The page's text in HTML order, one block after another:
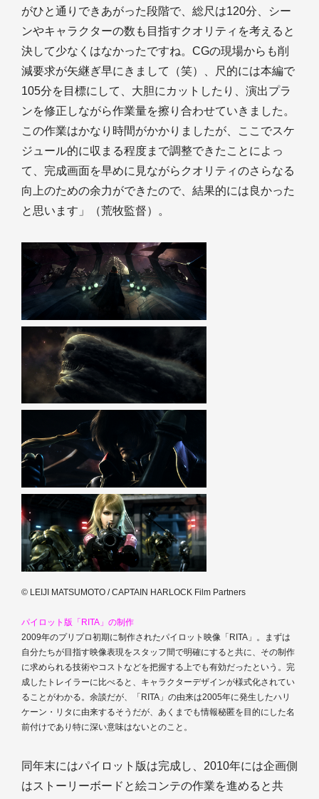
がひと通りできあがった段階で、総尺は120分、シー
ンやキャラクターの数も目指すクオリティを考えると
決して少なくはなかったですね。CGの現場からも削
減要求が矢継ぎ早にきまして（笑）、尺的には本編で
105分を目標にして、大胆にカットしたり、演出プラ
ンを修正しながら作業量を擦り合わせていきました。
この作業はかなり時間がかかりましたが、ここでスケ
ジュール的に収まる程度まで調整できたことによっ
て、完成画面を早めに見ながらクオリティのさらなる
向上のための余力ができたので、結果的には良かった
と思います」（荒牧監督）。
© LEIJI MATSUMOTO / CAPTAIN HARLOCK Film Partners
パイロット版「RITA」の制作
2009年のプリプロ初期に制作されたパイロット映像「RITA」。まずは
自分たちが目指す映像表現をスタッフ間で明確にすると共に、その制作
に求められる技術やコストなどを把握する上でも有効だったという。完
成したトレイラーに比べると、キャラクターデザインが様式化されてい
ることがわかる。余談だが、「RITA」の由来は2005年に発生したハリ
ケーン・リタに由来するそうだが、あくまでも情報秘匿を目的にした名
前付けであり特に深い意味はないとのこと。
同年末にはパイロット版は完成し、2010年には企画側
はストーリーボードと絵コンテの作業を進めると共